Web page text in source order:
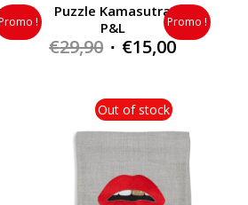
Promo !
Puzzle Kamasutra
P&L
€29,90 Original
€29,90.
€15,00Current
Promo !
Out of stock